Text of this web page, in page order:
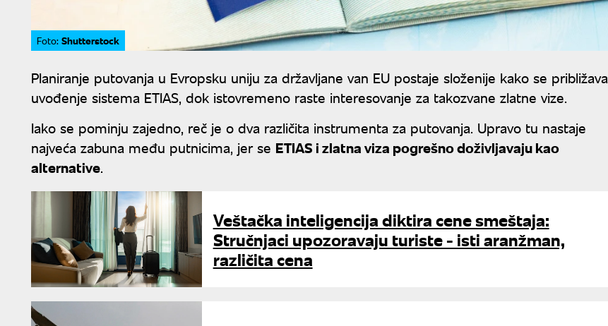
Foto: Shutterstock
Planiranje putovanja u Evropsku uniju za državljane van EU postaje složenije kako se približava
uvođenje sistema ETIAS, dok istovremeno raste interesovanje za takozvane zlatne vize.
Iako se pominju zajedno, reč je o dva različita instrumenta za putovanja. Upravo tu nastaje
najveća zabuna među putnicima, jer se ETIAS i zlatna viza pogrešno doživljavaju kao
alternative.
Veštačka inteligencija diktira cene smeštaja:
Stručnjaci upozoravaju turiste - isti aranžman,
različita cena